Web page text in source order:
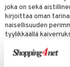
joka on sekä
kirjoittaa oman
naisellisuuden
tyylikkäällä
Yes I Am - tuoksu